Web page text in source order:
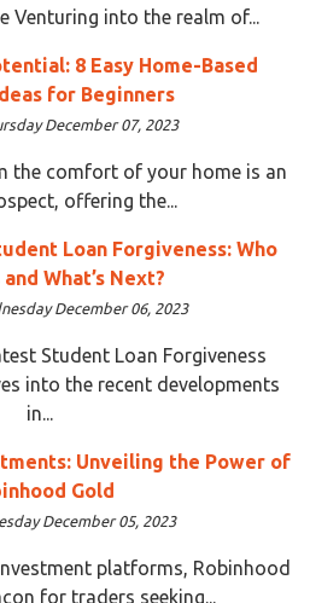
Venturing into the realm of...
8 Easy Home-Based
for Beginners
December 07, 2023
the comfort of your home is an
offering the...
Loan Forgiveness: Who
What’s Next?
December 06, 2023
Student Loan Forgiveness
into the recent developments
in...
Unveiling the Power of
Gold
December 05, 2023
platforms, Robinhood
for traders seeking...